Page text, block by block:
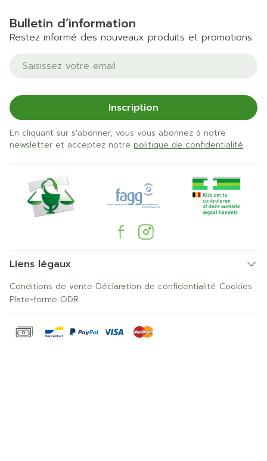
Bulletin d’information
Restez informé des nouveaux produits et promotions
Adresse mail
Inscription
En cliquant sur s'abonner, vous vous abonnez à notre
newsletter et acceptez notre politique de confidentialité.
Liens légaux
Conditions de vente Déclaration de confidentialité Cookies
Plate-forme ODR